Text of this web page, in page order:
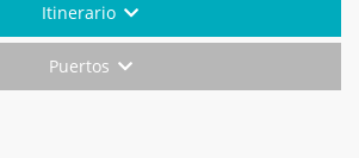
Itinerario
Puertos